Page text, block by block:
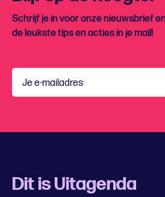
Schrijf je in voor onze nieuwsbrief
de leukste tips en acties in je mail!
Je e-mailadres
Dit is Uitagenda